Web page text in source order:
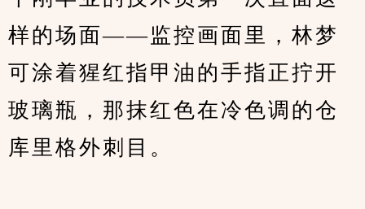
样的场面——监控画面里，林梦
可涂着猩红指甲油的手指正拧开
玻璃瓶，那抹红色在冷色调的仓
库里格外刺目。